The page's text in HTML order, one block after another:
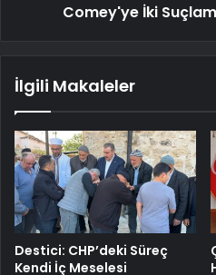
Comey'ye İki
İlgili Makaleler
Destici: CHP’deki Süreç
Kendi İç Meselesi